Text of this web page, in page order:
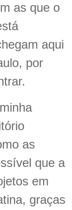
as que o
aqui
por
as
que a
em
graças